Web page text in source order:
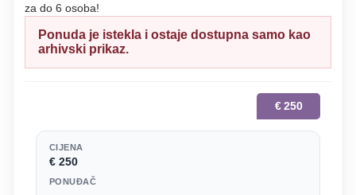
za do 6 osoba!
Ponuda je istekla i ostaje dostupna samo kao
arhivski prikaz.
€ 250
CIJENA
€ 250
PONUĐAČ